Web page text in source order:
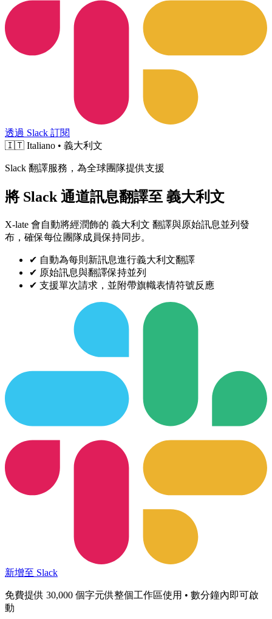
透過 Slack 訂閱
🇮🇹 Italiano • 義大利文
Slack 翻譯服務，為全球團隊提供支援
將 Slack 通道訊息翻譯至 義大利文
X-late 會自動將經潤飾的 義大利文 翻譯與原始訊息並列發
布，確保每位團隊成員保持同步。
✔ 自動為每則新訊息進行義大利文翻譯
✔ 原始訊息與翻譯保持並列
✔ 支援單次請求，並附帶旗幟表情符號反應
新增至 Slack
免費提供 30,000 個字元供整個工作區使用 • 數分鐘內即可啟
動